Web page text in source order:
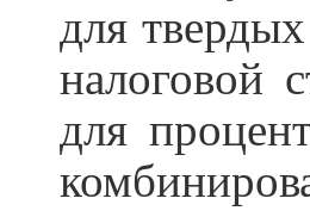
для
налоговой
для